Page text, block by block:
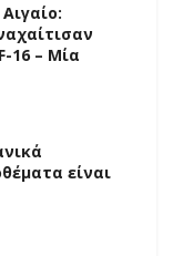
16 – Μία
είναι